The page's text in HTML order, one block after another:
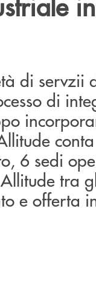
di servzii
di
6 sedi
tra
e offerta